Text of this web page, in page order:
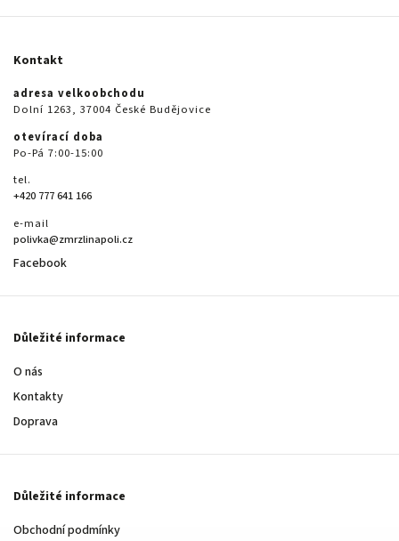
Kontakt
adresa velkoobchodu
Dolní 1263, 37004 České Budějovice
otevírací doba
Po-Pá 7:00-15:00
tel.
+420 777 641 166
e-mail
polivka@zmrzlinapoli.cz
Facebook
Důležité informace
O nás
Kontakty
Doprava
Důležité informace
Obchodní podmínky